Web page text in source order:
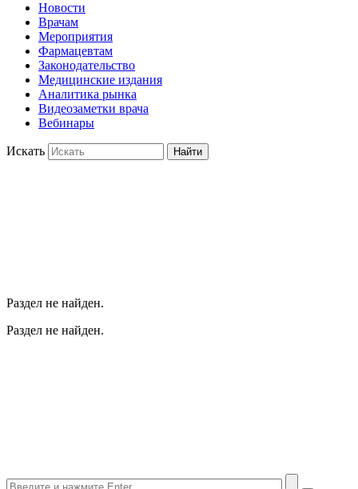
Новости
Врачам
Мероприятия
Фармацевтам
Законодательство
Медицинские издания
Аналитика рынка
Видеозаметки врача
Вебинары
Искать Найти
Раздел не найден.
Раздел не найден.